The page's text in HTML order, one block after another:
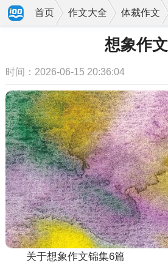
首页 作文大全 体裁作文
想象作文
时间：2026-06-15 20:36:04
关于想象作文锦集6篇